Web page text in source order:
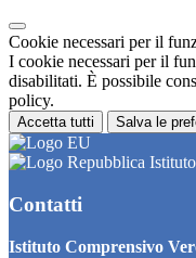
Cookie necessari per il
I cookie necessari per il
disabilitati. È possibile
policy.
Accetta tutti Salva le
Contatti
Istituto Comprensivo